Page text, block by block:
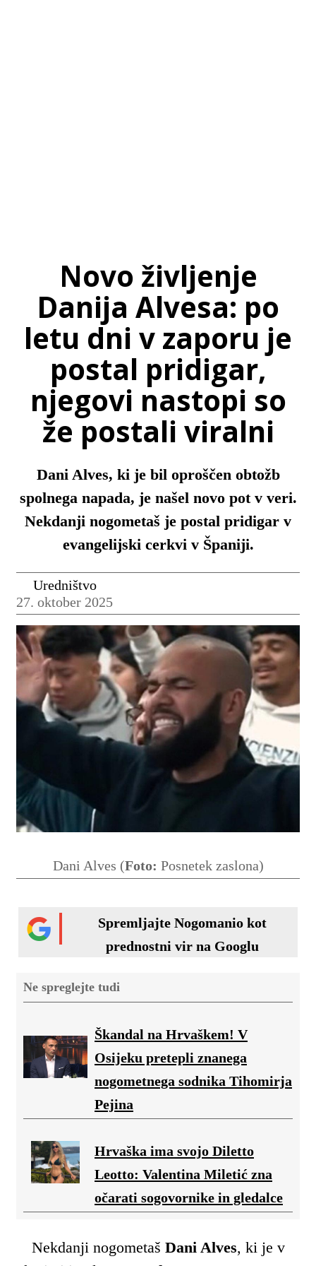
Novo življenje
Danija Alvesa: po
letu dni v zaporu je
postal pridigar,
njegovi nastopi so
že postali viralni
Dani Alves, ki je bil oproščen obtožb
spolnega napada, je našel novo pot v veri.
Nekdanji nogometaš je postal pridigar v
evangelijski cerkvi v Španiji.
Uredništvo
27. oktober 2025
Dani Alves (Foto: Posnetek zaslona)
Spremljajte Nogomanio kot
prednostni vir na Googlu
Ne spreglejte tudi
Škandal na Hrvaškem! V
Osijeku pretepli znanega
nogometnega sodnika Tihomirja
Pejina
Hrvaška ima svojo Diletto
Leotto: Valentina Miletić zna
očarati sogovornike in gledalce
Nekdanji nogometaš Dani Alves, ki je v